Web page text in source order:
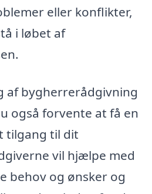
eller konflikter,
i løbet af
af bygherrerådgivning
også forvente at få en
tilgang til dit
vil hjælpe med
behov og ønsker og